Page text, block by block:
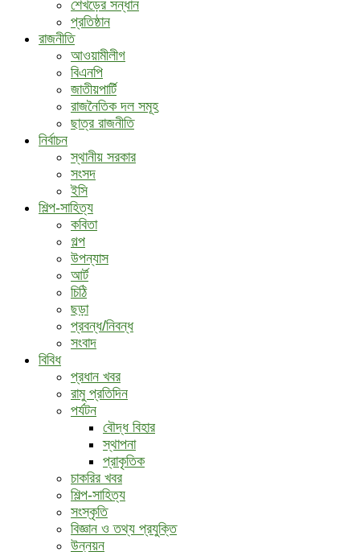
শেখড়ের সন্ধান
প্রতিষ্ঠান
রাজনীতি
আওয়ামীলীগ
বিএনপি
জাতীয়পার্টি
রাজনৈতিক দল সমূহ
ছাত্র রাজনীতি
নির্বাচন
স্থানীয় সরকার
সংসদ
ইসি
শিল্প-সাহিত্য
কবিতা
গল্প
উপন্যাস
আর্ট
চিঠি
ছড়া
প্রবন্ধ/নিবন্ধ
সংবাদ
বিবিধ
প্রধান খবর
রামু প্রতিদিন
পর্যটন
বৌদ্ধ ‍বিহার
স্থাপনা
প্রাকৃতিক
চাকরির খবর
শিল্প-সাহিত্য
সংস্কৃতি
বিজ্ঞান ও তথ্য প্রযুক্তি
উন্নয়ন